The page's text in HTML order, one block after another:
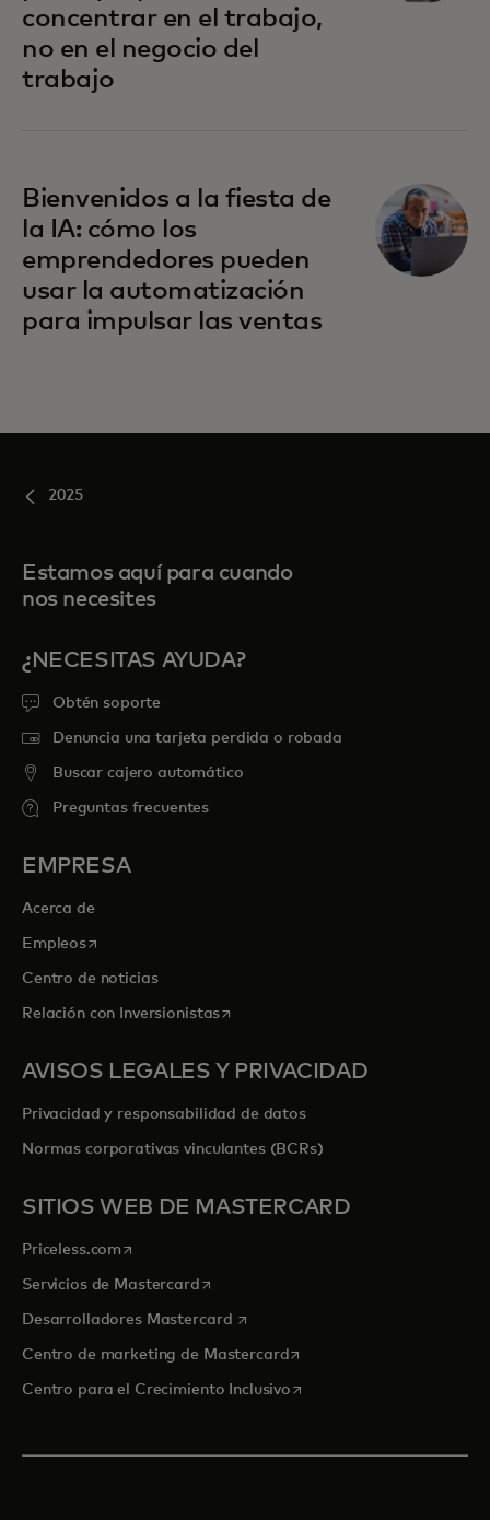
concentrar en el trabajo,
no en el negocio del
trabajo
Bienvenidos a la fiesta de
la IA: cómo los
emprendedores pueden
usar la automatización
para impulsar las ventas
2025
Estamos aquí para cuando
nos necesites
¿NECESITAS AYUDA?
Obtén soporte
Denuncia una tarjeta perdida o robada
Buscar cajero automático
Preguntas frecuentes
EMPRESA
Acerca de
Empleosse abre en una pestaña nueva
Centro de noticias
Relación con Inversionistasse abre en una pestaña nueva
AVISOS LEGALES Y PRIVACIDAD
Privacidad y responsabilidad de datos
Normas corporativas vinculantes (BCRs)
SITIOS WEB DE MASTERCARD
Priceless.com se abre en una pestaña nueva
Servicios de Mastercardse abre en una pestaña nueva
Desarrolladores Mastercard se abre en una pestaña nueva
Centro de marketing de Mastercardse abre en una pestaña
Centro para el Crecimiento Inclusivose abre en una pestaña